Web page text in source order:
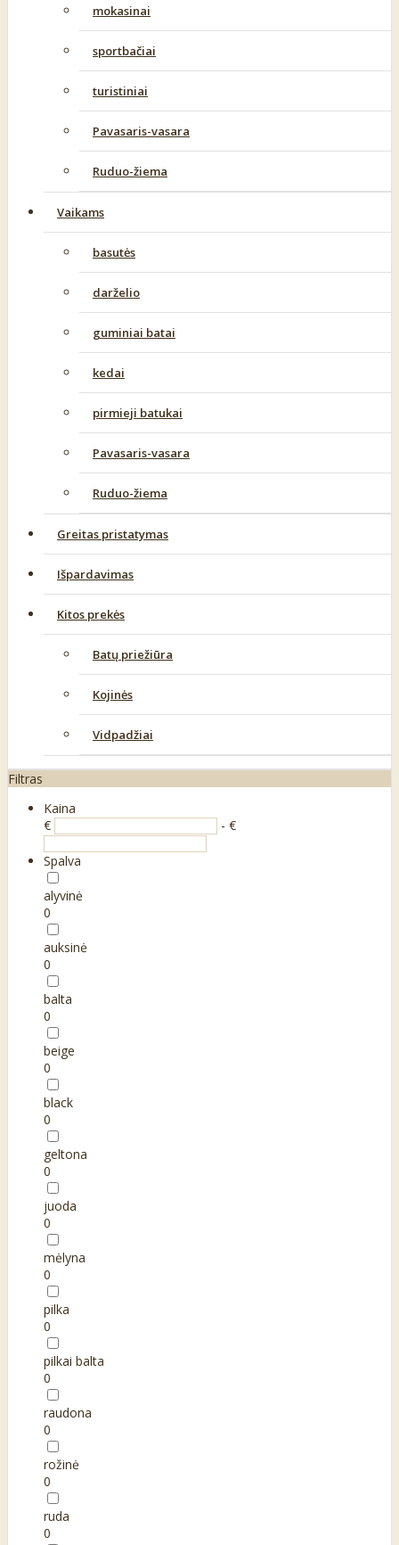
mokasinai
sportbačiai
turistiniai
Pavasaris-vasara
Ruduo-žiema
Vaikams
basutės
darželio
guminiai batai
kedai
pirmieji batukai
Pavasaris-vasara
Ruduo-žiema
Greitas pristatymas
Išpardavimas
Kitos prekės
Batų priežiūra
Kojinės
Vidpadžiai
Filtras
Kaina
€
- €
Spalva
alyvinė
0
auksinė
0
balta
0
beige
0
black
0
geltona
0
juoda
0
mėlyna
0
pilka
0
pilkai balta
0
raudona
0
rožinė
0
ruda
0